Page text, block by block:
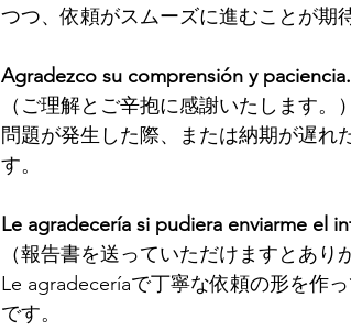
つつ、依頼がスムーズに進むことが期
Agradezco su comprensión y paciencia.
（ご理解とご辛抱に感謝いたします。）
問題が発生した際、または納期が遅
す。
Le agradecería si pudiera enviarme el
（報告書を送っていただけますとあり
Le agradeceríaで丁寧な依頼の形を作
です。